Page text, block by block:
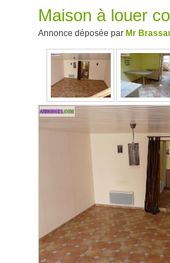
Maison à louer
Annonce déposée par Mr